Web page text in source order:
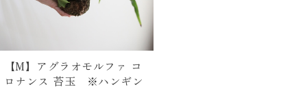
【M】アグラオモルファ コ
ロナンス 苔玉 ※ハンギン